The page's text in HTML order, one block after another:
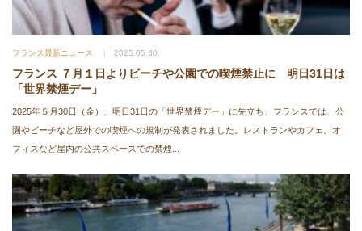
フランス最新ニュース 2025.05.30.
フランス ７月１日よりビーチや公園での喫煙禁止に 明日31日は
「世界禁煙デー」
2025年５月30日（金）、明日31日の「世界禁煙デー」に先立ち、フランスでは、公
園やビーチなど屋外での喫煙への規制が発表されました。レストランやカフェ、オ
フィスなど屋内の公共スペースでの禁煙...